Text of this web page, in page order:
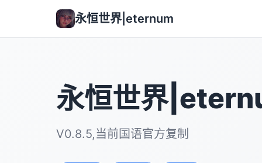
永恒世界|eternum
永恒世界
V0.8.5,当前国语官方复制